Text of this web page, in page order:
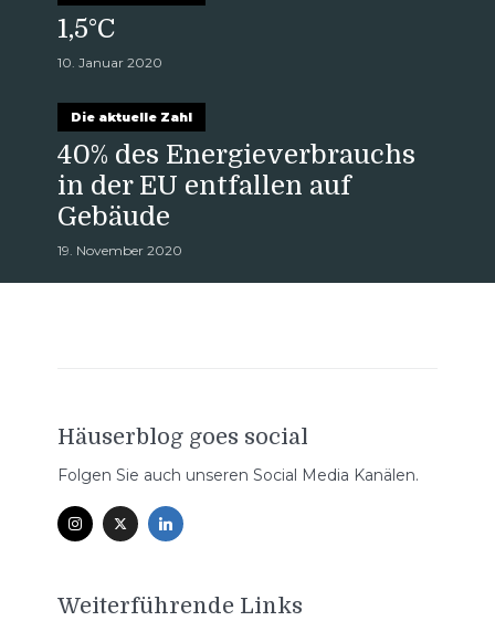
1,5°C
10. Januar 2020
Die aktuelle Zahl
40% des Energieverbrauchs
in der EU entfallen auf
Gebäude
19. November 2020
Häuserblog goes social
Folgen Sie auch unseren Social Media Kanälen.
Weiterführende Links